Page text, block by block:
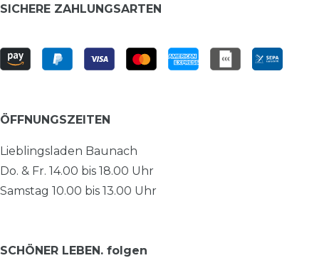
SICHERE ZAHLUNGSARTEN
ÖFFNUNGSZEITEN
Lieblingsladen Baunach
Do. & Fr. 14.00 bis 18.00 Uhr
Samstag 10.00 bis 13.00 Uhr
SCHÖNER LEBEN. folgen